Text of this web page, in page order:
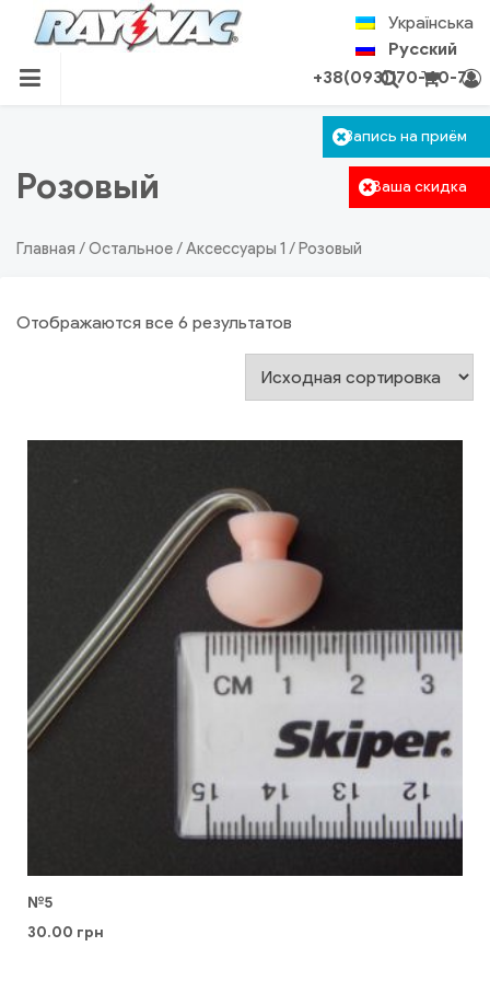
content
Ваша скидка
Запись на приём
RU.RAYOVAC.COM.UA
Українська
Русский
+38(093)170-40-71
Поиск
Розовый
Главная /Остальное/Аксессуары 1 / Розовый
Отображаются все 6 результатов
№5
30.00 грн